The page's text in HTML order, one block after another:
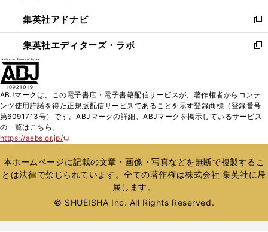
開
く
ウ
で
開
く
ン
ド
ウ
で
ウ
ィ
ン
ド
く
集英社アドナビ
新
し
い
ド
ウ
で
集英社エディターズ・ラボ
新
ィ
ン
ド
開
く
ABJマークは、この電子書店・電子書籍配信サービスが、著作権者からコンテ
ンツ使用許諾を得た正規版配信サービスであることを示す登録商標（登録番号
第6091713号）です。ABJマークの詳細、ABJマークを掲示しているサービス
の一覧はこちら。
https://aebs.or.jp/
新
い
ウ
ィ
ウ
本ホームページに記載の文章・画像・写真などを無断で複製するこ
とは法律で禁じられています。全ての著作権は株式会社 集英社に帰
属します。
© SHUEISHA Inc. All Rights Reserved.